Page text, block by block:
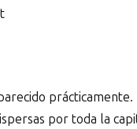
por toda la